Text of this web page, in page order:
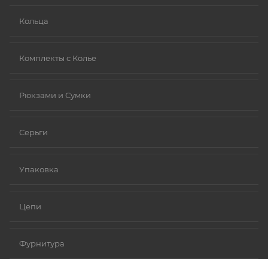
Кольца
Комплекты с Колье
Рюкзами и Сумки
Серьги
Упаковка
Цепи
Фурнитура